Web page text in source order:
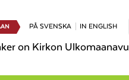
PÅ SVENSKA IN ENGLISH
on Kirkon